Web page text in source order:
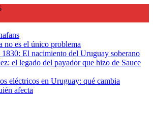
no es el único problema
El nacimiento del Uruguay soberano
el legado del payador que hizo de Sauce
eléctricos en Uruguay: qué cambia
afecta